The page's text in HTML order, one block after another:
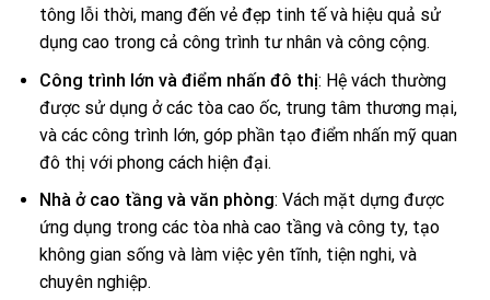
tông lỗi thời, mang đến vẻ đẹp tinh tế và hiệu quả sử
dụng cao trong cả công trình tư nhân và công cộng.
Công trình lớn và điểm nhấn đô thị: Hệ vách thường
được sử dụng ở các tòa cao ốc, trung tâm thương mại,
và các công trình lớn, góp phần tạo điểm nhấn mỹ quan
đô thị với phong cách hiện đại.
Nhà ở cao tầng và văn phòng: Vách mặt dựng được
ứng dụng trong các tòa nhà cao tầng và công ty, tạo
không gian sống và làm việc yên tĩnh, tiện nghi, và
chuyên nghiệp.